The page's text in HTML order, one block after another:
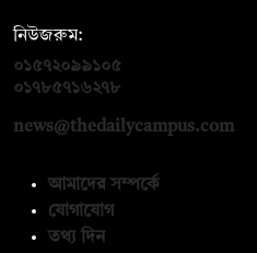
নিউজরুম:
০১৫৭২০৯৯১০৫
০১৭৮৫৭১৬২৭৮
news@thedailycampus.com
আমাদের সম্পর্কে
যোগাযোগ
তথ্য দিন